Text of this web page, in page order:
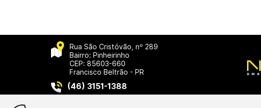
Rua São Cristóvão, nº 289
Bairro: Pinheirinho
CEP: 85603-660
Francisco Beltrão - PR
(46) 3151-1388